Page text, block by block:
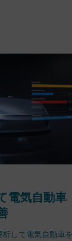
電気自動車
して電気自動車を